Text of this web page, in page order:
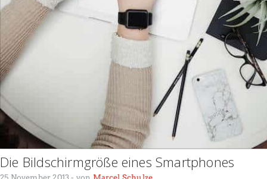
Die Bildschirmgröße eines Smartphones